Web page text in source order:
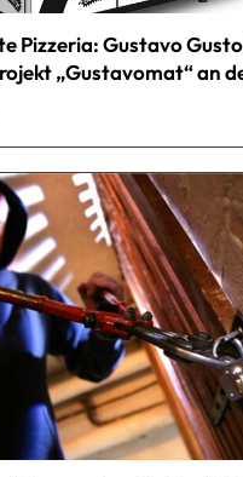
Pizzeria: Gustavo
„Gustavomat“ an